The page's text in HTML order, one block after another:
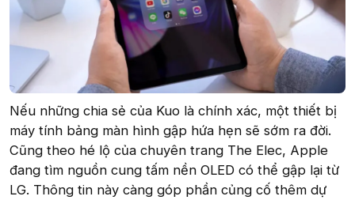
Nếu những chia sẻ của Kuo là chính xác, một thiết bị
máy tính bảng màn hình gập hứa hẹn sẽ sớm ra đời.
Cũng theo hé lộ của chuyên trang The Elec, Apple
đang tìm nguồn cung tấm nền OLED có thể gập lại từ
LG. Thông tin này càng góp phần củng cố thêm dự